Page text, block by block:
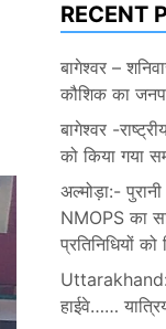
RECENT
बागेश्वर –
कौशिक का
बागेश्वर -
को किया गया
अल्मोड़ा:-
NMOPS का
प्रतिनिधियों
हाईवे……